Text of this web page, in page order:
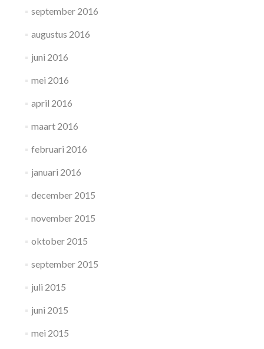
september 2016
augustus 2016
juni 2016
mei 2016
april 2016
maart 2016
februari 2016
januari 2016
december 2015
november 2015
oktober 2015
september 2015
juli 2015
juni 2015
mei 2015